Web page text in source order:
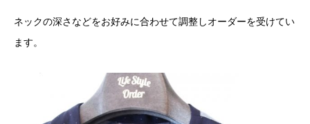
ネックの深さなどをお好みに合わせて調整しオーダーを受けてい
ます。